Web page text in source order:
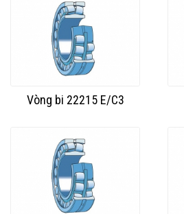
Vòng bi 22215 E/C3